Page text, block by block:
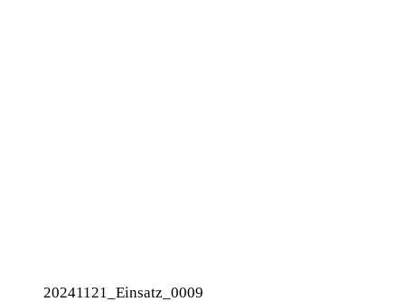
20241121_Einsatz_0009